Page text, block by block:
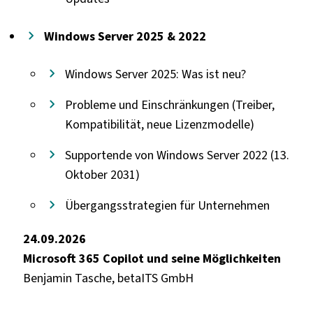
Windows Server 2025 & 2022
Windows Server 2025: Was ist neu?
Probleme und Einschränkungen (Treiber,
Kompatibilität, neue Lizenzmodelle)
Supportende von Windows Server 2022 (13.
Oktober 2031)
Übergangsstrategien für Unternehmen
24.09.2026
Microsoft 365 Copilot und seine Möglichkeiten
Benjamin Tasche, betaITS GmbH